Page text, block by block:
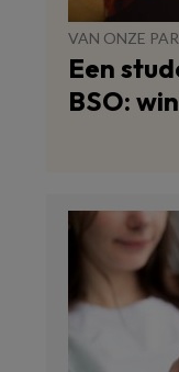
VAN ONZE
Een
BSO: